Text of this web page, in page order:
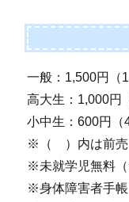
一般：1,500円（
高大生：1,000円
小中生：600円（
※（ ）内は前売
※未就学児無料（
※身体障害者手